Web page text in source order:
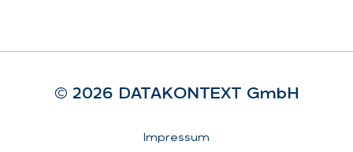
© 2026 DA­TA­KON­TEXT GmbH
Impressum